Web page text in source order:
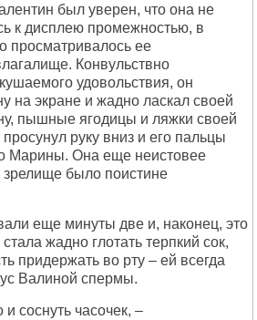
был уверен, что она не
к дисплею промежностью, в
просматривалось ее
Конвульствно
удовольствия, он
на экране и жадно ласкал своей
пышные ягодицы и ляжки своей
руку вниз и его пальцы
Марины. Она еще неистовее
зрелище было поистине
еще минуты две и, наконец, это
жадно глотать терпкий сок,
придержать во рту – ей всегда
Валиной спермы.
соснуть часочек, –